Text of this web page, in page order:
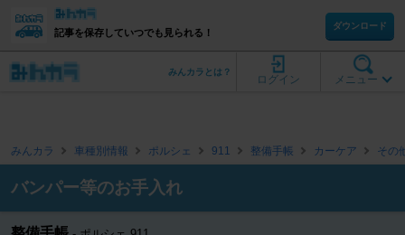
記事を保存していつでも見られる！
ダウンロード
メニュー
ログイン
みんカラとは？
みんカラ 車種別情報 ポルシェ 911 整備手帳 カーケア その
バンパー等のお手入れ